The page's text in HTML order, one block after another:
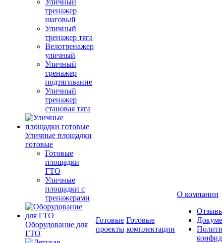
Уличный
тренажер
шаговый
Уличный
тренажер тяга
Велотренажер
уличный
Уличный
тренажер
подтягивание
Уличный
тренажер
становая тяга
Уличные площадки
готовые
Готовые
площадки
ГТО
Уличные
площадки с
тренажерами
Оборудование для
ГТО
Готовые
проекты
Готовые
комплектации
О компании